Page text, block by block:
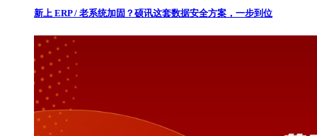
新上 ERP / 老系统加固？硕讯这套数据安全方案，一步到位